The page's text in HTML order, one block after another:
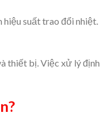
suất trao đổi nhiệt.
thiết bị. Việc xử lý định